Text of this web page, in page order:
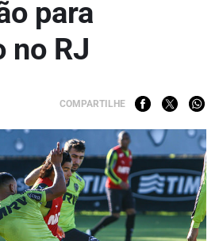
para
no RJ
COMPARTILHE